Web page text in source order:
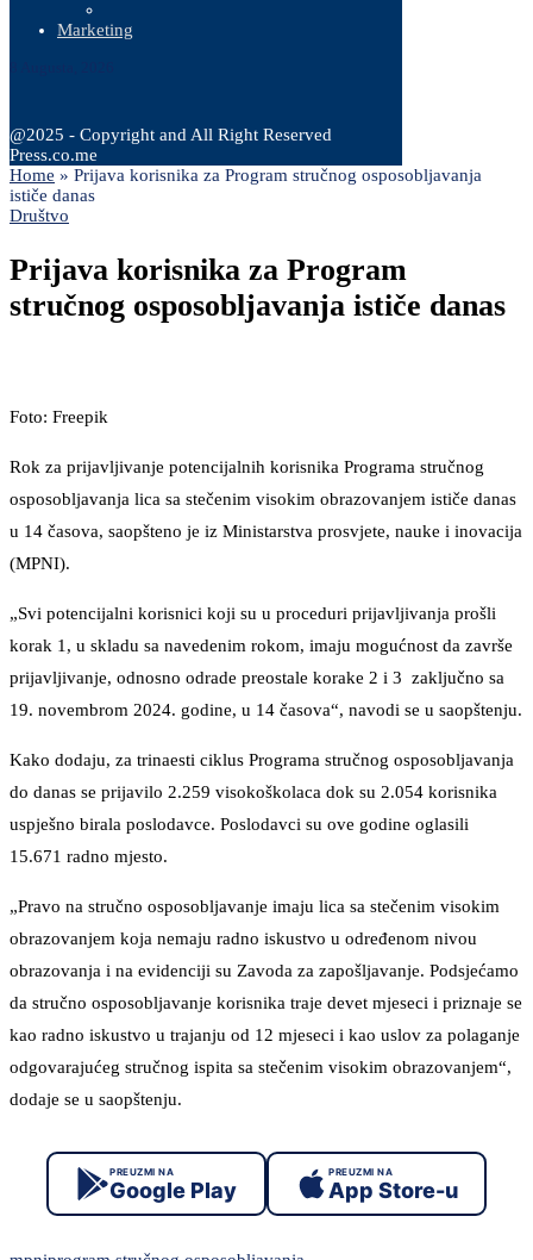
Marketing
@2025 - Copyright and All Right Reserved
Press.co.me
Home » Prijava korisnika za Program stručnog osposobljavanja
ističe danas
Društvo
Prijava korisnika za Program
stručnog osposobljavanja ističe danas
Foto: Freepik
Rok za prijavljivanje potencijalnih korisnika Programa stručnog
osposobljavanja lica sa stečenim visokim obrazovanjem ističe danas
u 14 časova, saopšteno je iz Ministarstva prosvjete, nauke i inovacija
(MPNI).
„Svi potencijalni korisnici koji su u proceduri prijavljivanja prošli
korak 1, u skladu sa navedenim rokom, imaju mogućnost da završe
prijavljivanje, odnosno odrade preostale korake 2 i 3 zaključno sa
19. novembrom 2024. godine, u 14 časova“, navodi se u saopštenju.
Kako dodaju, za trinaesti ciklus Programa stručnog osposobljavanja
do danas se prijavilo 2.259 visokoškolaca dok su 2.054 korisnika
uspješno birala poslodavce. Poslodavci su ove godine oglasili
15.671 radno mjesto.
„Pravo na stručno osposobljavanje imaju lica sa stečenim visokim
obrazovanjem koja nemaju radno iskustvo u određenom nivou
obrazovanja i na evidenciji su Zavoda za zapošljavanje. Podsjećamo
da stručno osposobljavanje korisnika traje devet mjeseci i priznaje se
kao radno iskustvo u trajanju od 12 mjeseci i kao uslov za polaganje
odgovarajućeg stručnog ispita sa stečenim visokim obrazovanjem“,
dodaje se u saopštenju.
PREUZMI NA
Google Play
PREUZMI NA
App Store-u